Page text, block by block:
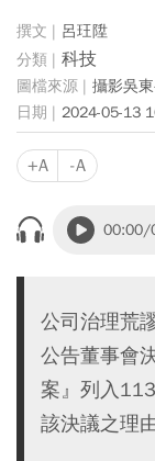
呂玨陞
科技
攝影吳
2024-05-13
+A -A
00:00/
公司治理荒
公告董事會
案』列入
該決議之理